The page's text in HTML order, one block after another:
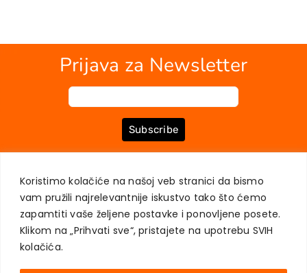
Koristimo kolačiće na našoj veb stranici da bismo
vam pružili najrelevantnije iskustvo tako što ćemo
zapamtiti vaše željene postavke i ponovljene posete.
Klikom na „Prihvati sve“, pristajete na upotrebu SVIH
kolačića.
Prijava za Newsletter
Subscribe
MOJ NALOG
ZAŠTITA PRIVATNOSTI KORISNIKA